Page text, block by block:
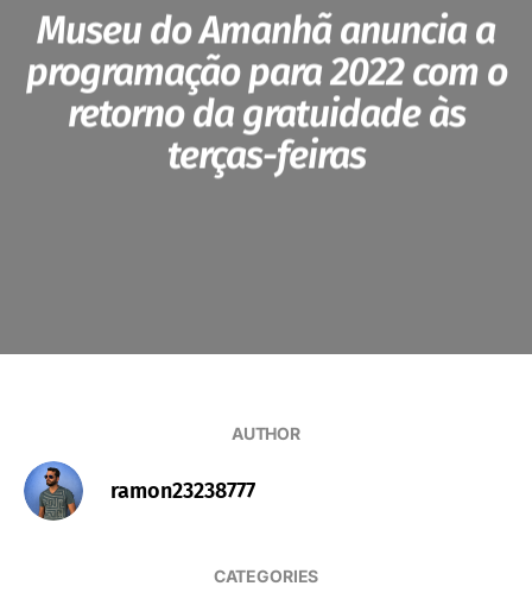
Museu do Amanhã anuncia a
programação para 2022 com o
retorno da gratuidade às
terças-feiras
AUTHOR
ramon23238777
CATEGORIES